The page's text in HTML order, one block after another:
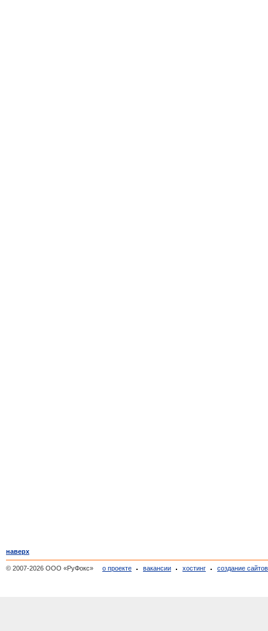
наверх
© 2007-2026 ООО «РуФокс» о проекте вакансии хостинг создание сайтов